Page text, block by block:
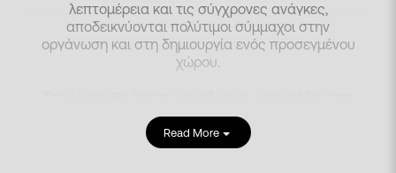
λεπτομέρεια και τις σύγχρονες ανάγκες,
αποδεικνύονται πολύτιμοι σύμμαχοι στην
οργάνωση και στη δημιουργία ενός προσεγμένου
χώρου.
Θεσσαλονίκη που διακρίνονται για την ευελιξία
τους, προσφέροντας αρκετό αποθηκευτικό χώρο
για να διατηρείτε τα πάντα σε τάξη. Παράγονται
Read More